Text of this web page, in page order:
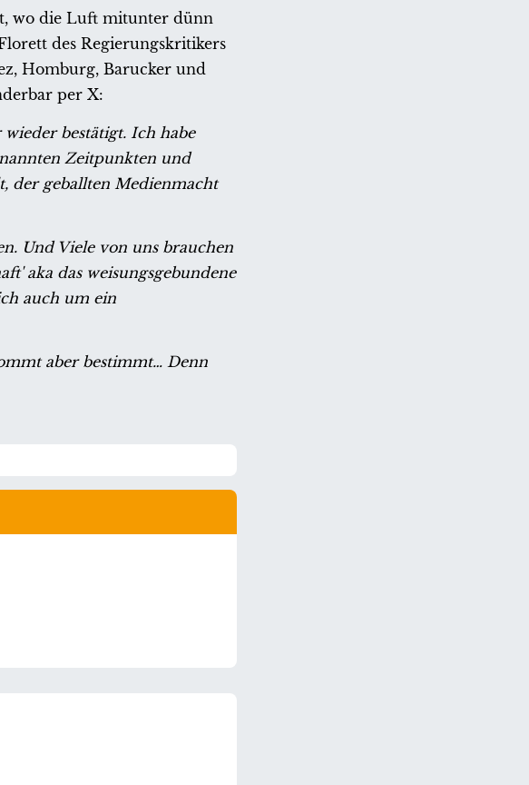
wo die Luft mitunter dünn
des Regierungskritikers
Homburg, Barucker und
per X:
bestätigt. Ich habe
Zeitpunkten und
der geballten Medienmacht
Und Viele von uns brauchen
aka das weisungsgebundene
auch um ein
aber bestimmt… Denn